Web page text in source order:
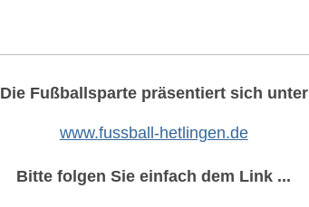
Die Fußballsparte präsentiert sich unter
www.fussball-hetlingen.de
Bitte folgen Sie einfach dem Link ...